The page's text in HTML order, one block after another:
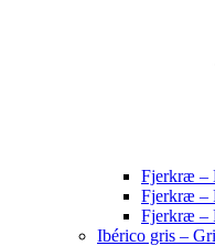
Fjerkræ –
Fjerkræ –
Fjerkræ –
Ibérico gris –